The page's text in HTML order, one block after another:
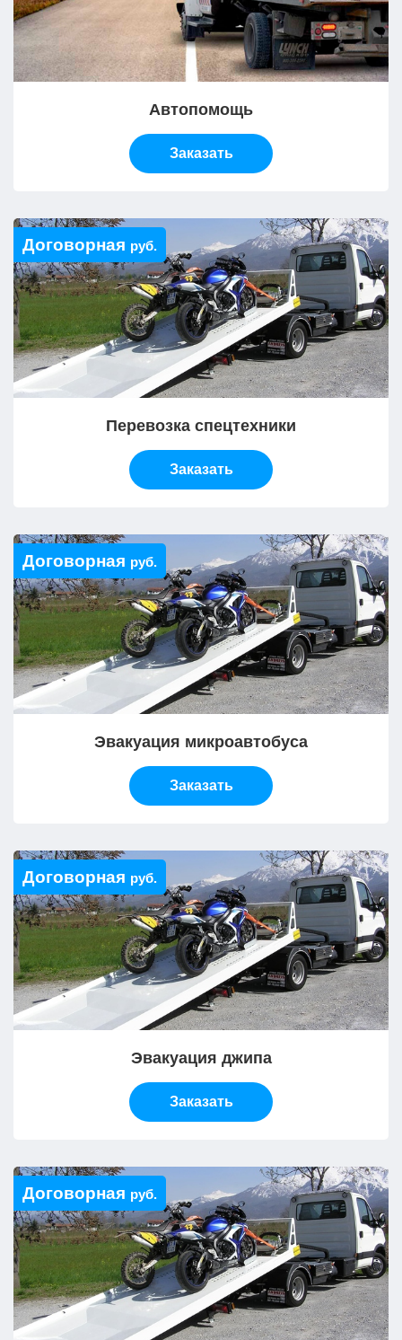
Автопомощь
Заказать
Договорная руб.
Перевозка спецтехники
Заказать
Договорная руб.
Эвакуация микроавтобуса
Заказать
Договорная руб.
Эвакуация джипа
Заказать
Договорная руб.